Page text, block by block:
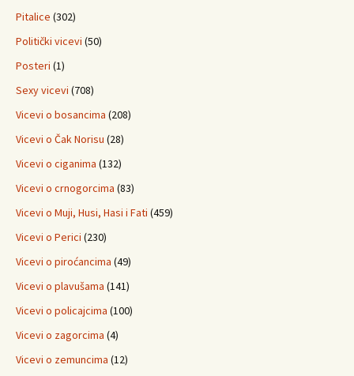
Pitalice (302)
Politički vicevi (50)
Posteri (1)
Sexy vicevi (708)
Vicevi o bosancima (208)
Vicevi o Čak Norisu (28)
Vicevi o ciganima (132)
Vicevi o crnogorcima (83)
Vicevi o Muji, Husi, Hasi i Fati (459)
Vicevi o Perici (230)
Vicevi o piroćancima (49)
Vicevi o plavušama (141)
Vicevi o policajcima (100)
Vicevi o zagorcima (4)
Vicevi o zemuncima (12)